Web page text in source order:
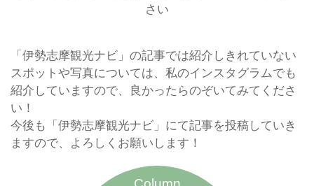
さい
「伊勢志摩観光ナビ」の記事では紹介しきれていない
スポットや写真については、私のインスタグラムでも
紹介していますので、良かったらのぞいてみてくださ
い！
今後も「伊勢志摩観光ナビ」にて記事を投稿していき
ますので、よろしくお願いします！